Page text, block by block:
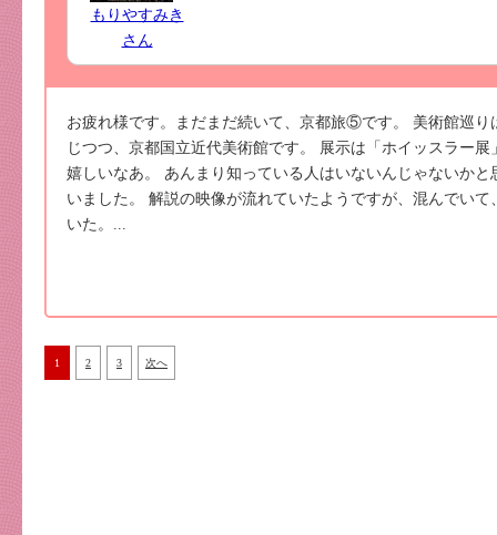
もりやすみき
さん
お疲れ様です。まだまだ続いて、京都旅⑤です。 美術館巡り
じつつ、京都国立近代美術館です。 展示は「ホイッスラー
嬉しいなあ。 あんまり知っている人はいないんじゃないか
いました。 解説の映像が流れていたようですが、混んでい
いた。...
1 2 3 次へ